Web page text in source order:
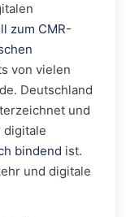
zum CMR-
von vielen
Deutschland
und
digitale
bindend ist.
und digitale